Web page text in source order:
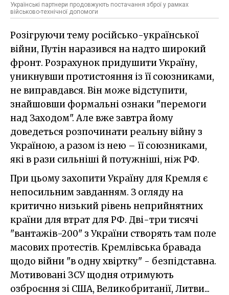
Українські партнери продовжують постачання зброї у рамках
військово-технічної допомоги
Розігруючи тему російсько-української
війни, Путін наразився на надто широкий
фронт. Розрахунок придушити Україну,
уникнувши протистояння із її союзниками,
не виправдався. Він може відступити,
знайшовши формальні ознаки "перемоги
над Заходом". Але вже завтра йому
доведеться розпочинати реальну війну з
Україною, а разом із нею – її союзниками,
які в рази сильніші й потужніші, ніж РФ.
При цьому захопити Україну для Кремля є
непосильним завданням. З огляду на
критично низький рівень неприйнятних
країни для втрат для РФ. Дві-три тисячі
"вантажів-200" з України створять там поле
масових протестів. Кремлівська бравада
щодо війни "в одну хвіртку" - безпідставна.
Мотивовані ЗСУ щодня отримують
озброєння зі США, Великобританії, Литви...